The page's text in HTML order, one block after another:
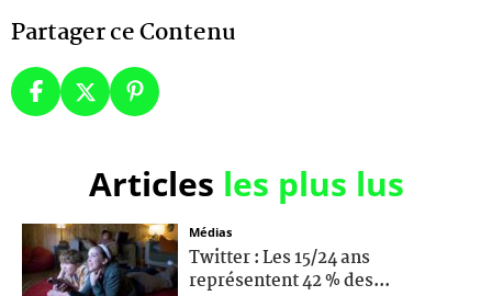
Partager ce Contenu
Articles les plus lus
Médias
Twitter : Les 15/24 ans
représentent 42 % des...